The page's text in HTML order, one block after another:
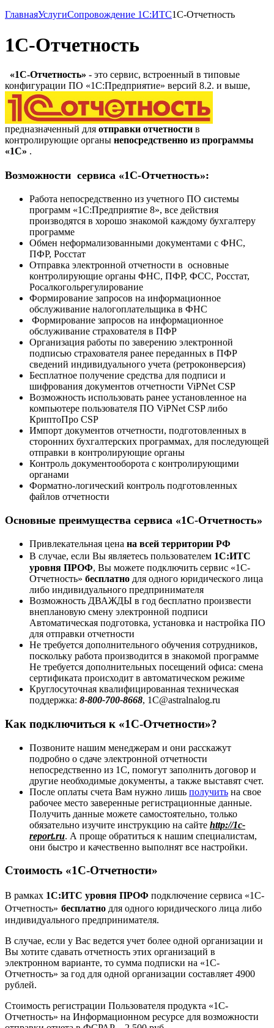
ГлавнаяУслугиСопровождение 1С:ИТС1С-Отчетность
1С-Отчетность
«1C-Отчетность» - это сервис, встроенный в типовые
конфигурации ПО «1С:Предприятие» версий 8.2. и выше,
предназначенный для отправки отчетности в
контролирующие органы непосредственно из программы
«1С» .
Возможности сервиса «1C-Отчетность»:
Работа непосредственно из учетного ПО системы
программ «1С:Предприятие 8», все действия
производятся в хорошо знакомой каждому бухгалтеру
программе
Обмен неформализованными документами с ФНС,
ПФР, Росстат
Отправка электронной отчетности в основные
контролирующие органы ФНС, ПФР, ФСС, Росстат,
Росалкогольрегулирование
Формирование запросов на информационное
обслуживание налогоплательщика в ФНС
Формирование запросов на информационное
обслуживание страхователя в ПФР
Организация работы по заверению электронной
подписью страхователя ранее переданных в ПФР
сведений индивидуального учета (ретроконверсия)
Бесплатное получение средства для подписи и
шифрования документов отчетности ViPNet CSP
Возможность использовать ранее установленное на
компьютере пользователя ПО ViPNet CSP либо
КриптоПро CSP
Импорт документов отчетности, подготовленных в
сторонних бухгалтерских программах, для последующей
отправки в контролирующие органы
Контроль документооборота с контролирующими
органами
Форматно-логический контроль подготовленных
файлов отчетности
Основные преимущества сервиса «1С-Отчетность»
Привлекательная цена на всей территории РФ
В случае, если Вы являетесь пользователем 1С:ИТС
уровня ПРОФ, Вы можете подключить сервис «1С-
Отчетность» бесплатно для одного юридического лица
либо индивидуального предпринимателя
Возможность ДВАЖДЫ в год бесплатно произвести
внеплановую смену электронной подписи
Автоматическая подготовка, установка и настройка ПО
для отправки отчетности
Не требуется дополнительного обучения сотрудников,
поскольку работа производится в знакомой программе
Не требуется дополнительных посещений офиса: смена
сертификата происходит в автоматическом режиме
Круглосуточная квалифицированная техническая
поддержка: 8-800-700-8668, 1C@astralnalog.ru
Как подключиться к «1С-Отчетности»?
Позвоните нашим менеджерам и они расскажут
подробно о сдаче электронной отчетности
непосредственно из 1С, помогут заполнить договор и
другие необходимые документы, а также выставят счет.
После оплаты счета Вам нужно лишь получить на свое
рабочее место заверенные регистрационные данные.
Получить данные можете самостоятельно, только
обязательно изучите инструкцию на сайте http://1c-
report.ru. А проще обратиться к нашим специалистам,
они быстро и качественно выполнят все настройки.
Стоимость «1С-Отчетности»
В рамках 1С:ИТС уровня ПРОФ подключение сервиса «1С-
Отчетность» бесплатно для одного юридического лица либо
индивидуального предпринимателя.
В случае, если у Вас ведется учет более одной организации и
Вы хотите сдавать отчетность этих организаций в
электронном варианте, то сумма подписки на «1С-
Отчетность» за год для одной организации составляет 4900
рублей.
Стоимость регистрации Пользователя продукта «1С-
Отчетность» на Информационном ресурсе для возможности